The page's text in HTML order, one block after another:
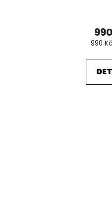
Měrná
990